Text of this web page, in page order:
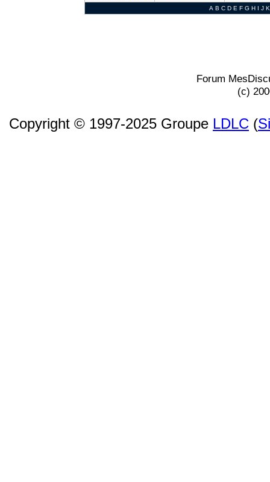
A B C D E F G H I J K
Forum
(c)
Copyright © 1997-2025 Groupe LDLC (